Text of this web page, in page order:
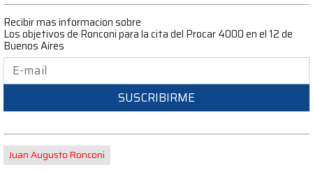
Recibir mas informacion sobre
Los objetivos de Ronconi para la cita del Procar 4000 en el 12 de
Buenos Aires
SUSCRIBIRME
Juan Augusto Ronconi